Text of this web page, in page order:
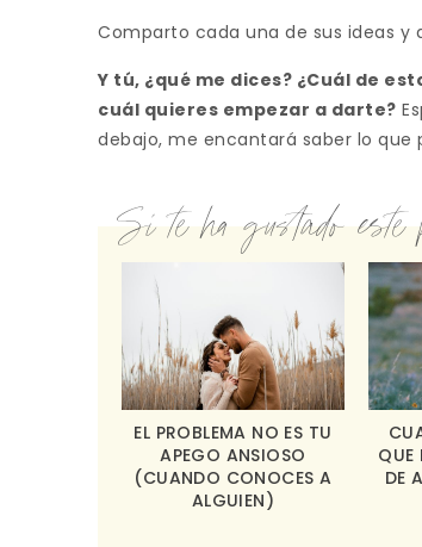
Comparto cada una de sus ideas y
Y tú, ¿qué me dices? ¿Cuál de
cuál quieres empezar a darte?
debajo, me encantará saber lo que
Si te ha gustado
EL PROBLEMA NO ES TU
APEGO ANSIOSO
(CUANDO CONOCES A
ALGUIEN)
QUE
DE